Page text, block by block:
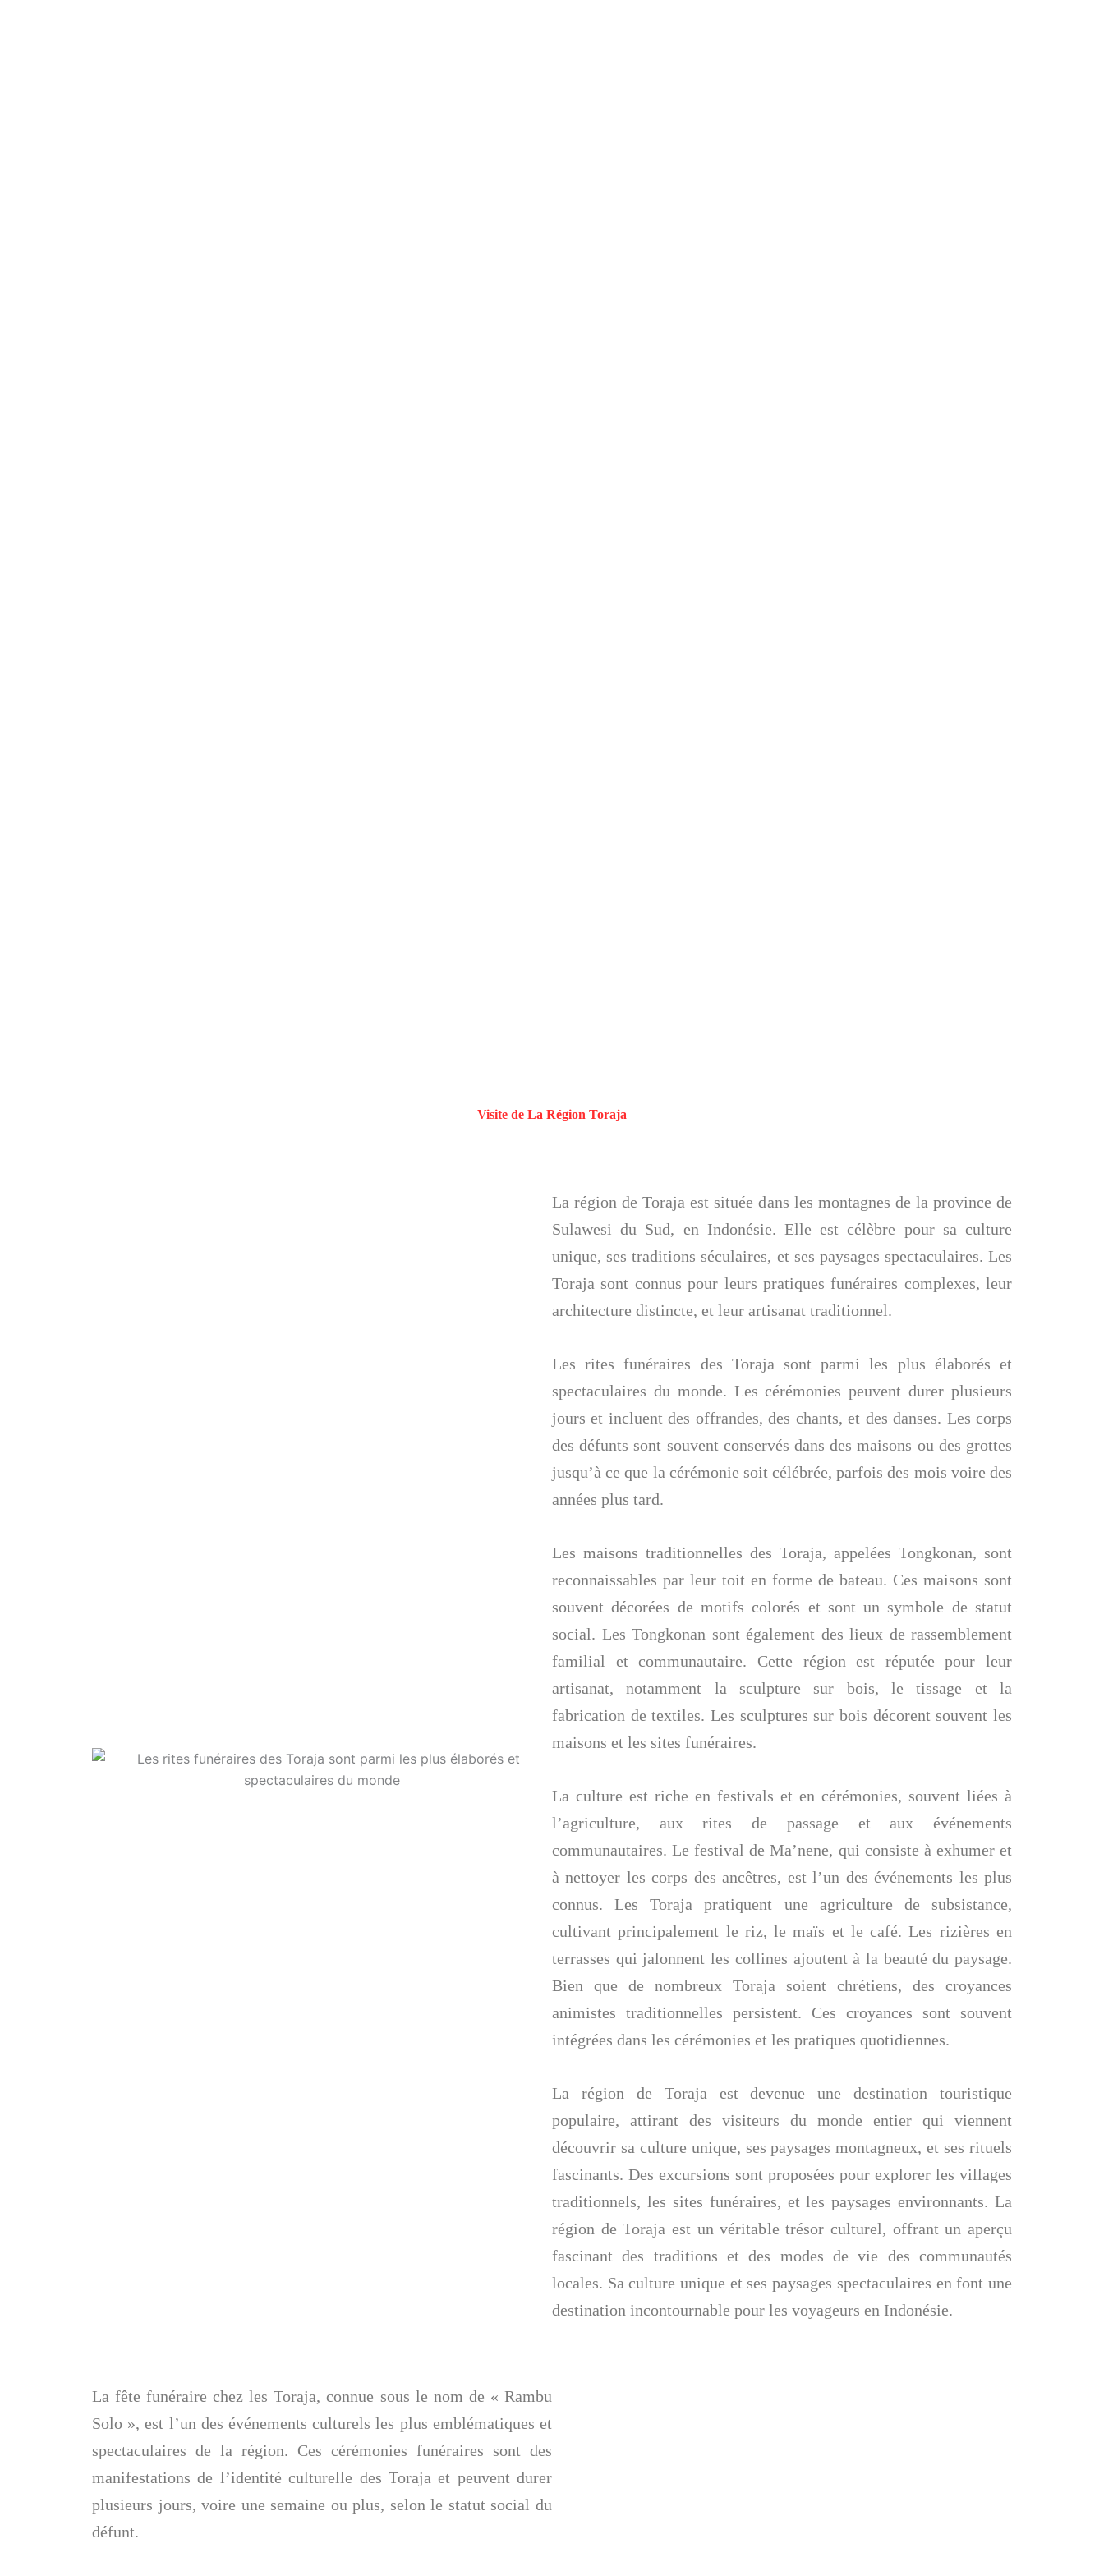
Visite de La Région Toraja
La région de Toraja est située dans les montagnes de la province de
Sulawesi du Sud, en Indonésie. Elle est célèbre pour sa culture
unique, ses traditions séculaires, et ses paysages spectaculaires. Les
Toraja sont connus pour leurs pratiques funéraires complexes, leur
architecture distincte, et leur artisanat traditionnel.
Les rites funéraires des Toraja sont parmi les plus élaborés et
spectaculaires du monde. Les cérémonies peuvent durer plusieurs
jours et incluent des offrandes, des chants, et des danses. Les corps
des défunts sont souvent conservés dans des maisons ou des grottes
jusqu’à ce que la cérémonie soit célébrée, parfois des mois voire des
années plus tard.
Les maisons traditionnelles des Toraja, appelées Tongkonan, sont
reconnaissables par leur toit en forme de bateau. Ces maisons sont
souvent décorées de motifs colorés et sont un symbole de statut
social. Les Tongkonan sont également des lieux de rassemblement
familial et communautaire. Cette région est réputée pour leur
artisanat, notamment la sculpture sur bois, le tissage et la
fabrication de textiles. Les sculptures sur bois décorent souvent les
maisons et les sites funéraires.
La culture est riche en festivals et en cérémonies, souvent liées à
l’agriculture, aux rites de passage et aux événements
communautaires. Le festival de Ma’nene, qui consiste à exhumer et
à nettoyer les corps des ancêtres, est l’un des événements les plus
connus. Les Toraja pratiquent une agriculture de subsistance,
cultivant principalement le riz, le maïs et le café. Les rizières en
terrasses qui jalonnent les collines ajoutent à la beauté du paysage.
Bien que de nombreux Toraja soient chrétiens, des croyances
animistes traditionnelles persistent. Ces croyances sont souvent
intégrées dans les cérémonies et les pratiques quotidiennes.
La région de Toraja est devenue une destination touristique
populaire, attirant des visiteurs du monde entier qui viennent
découvrir sa culture unique, ses paysages montagneux, et ses rituels
fascinants. Des excursions sont proposées pour explorer les villages
traditionnels, les sites funéraires, et les paysages environnants. La
région de Toraja est un véritable trésor culturel, offrant un aperçu
fascinant des traditions et des modes de vie des communautés
locales. Sa culture unique et ses paysages spectaculaires en font une
destination incontournable pour les voyageurs en Indonésie.
La fête funéraire chez les Toraja, connue sous le nom de « Rambu
Solo », est l’un des événements culturels les plus emblématiques et
spectaculaires de la région. Ces cérémonies funéraires sont des
manifestations de l’identité culturelle des Toraja et peuvent durer
plusieurs jours, voire une semaine ou plus, selon le statut social du
défunt.